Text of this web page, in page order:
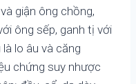
giận ông chồng,
ông sếp, ganh tị với
lo âu và căng
chứng suy nhược